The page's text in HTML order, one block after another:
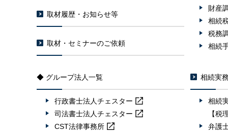
取材履歴・お知らせ等
取材・セミナーのご依頼
財産
相続
税務
相続
◆ グループ法人一覧
行政書士法人チェスター
司法書士法人チェスター
CST法律事務所
相続実
相続
【税
弁護